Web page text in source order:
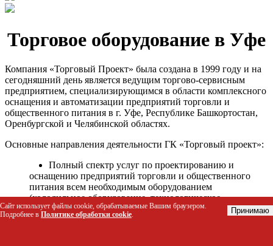
Торговое оборудование в Уфе
Компания «Торговый Проект» была создана в 1999 году и на
сегодняшний день является ведущим торгово-сервисным
предприятием, специализирующимся в области комплексного
оснащения и автоматизации предприятий торговли и
общественного питания в г. Уфе, Республике Башкортостан,
Оренбургской и Челябинской областях.
Основные направления деятельности ГК «Торговый проект»:
Полный спектр услуг по проектированию и
оснащению предприятий торговли и общественного
питания всем необходимым оборудованием
(холодильное оборудование, технологическое
оборудование, стеллажное оборудование и т.д.);
Автоматизация торговых процессов и внедрения
Сайт использует файлы cookie, обрабатываемые Вашим браузером.
Подробнее в Политике обработки cookie. Принимаю